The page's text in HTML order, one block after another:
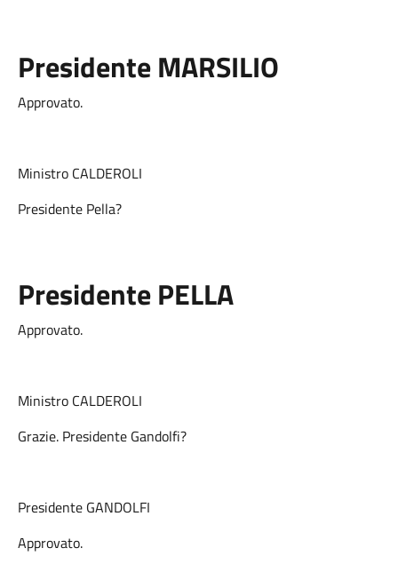
Presidente MARSILIO
Approvato.
Ministro CALDEROLI
Presidente Pella?
Presidente PELLA
Approvato.
Ministro CALDEROLI
Grazie. Presidente Gandolfi?
Presidente GANDOLFI
Approvato.